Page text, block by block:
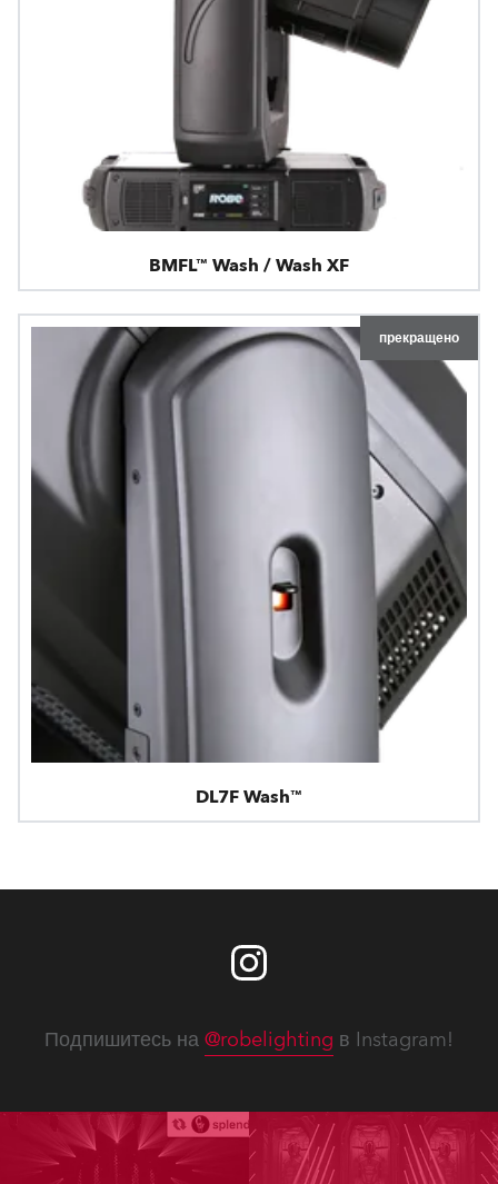
BMFL™ Wash / Wash XF
DL7F Wash™
прекращено
Подпишитесь на @robelighting в Instagram!